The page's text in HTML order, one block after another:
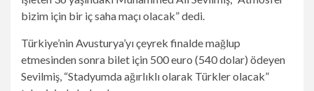
bizim için bir iç saha maçı olacak” dedi.
Türkiye’nin Avusturya’yı çeyrek finalde mağlup
etmesinden sonra bilet için 500 euro (540 dolar) ödeyen
Sevilmiş, “Stadyumda ağırlıklı olarak Türkler olacak”